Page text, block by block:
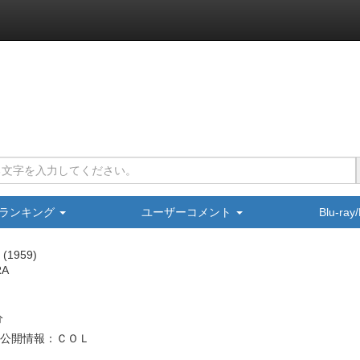
ンキング ユーザーコメント Blu-
1959
公開情報：ＣＯＬ